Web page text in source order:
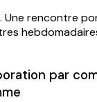
Une rencontre
par